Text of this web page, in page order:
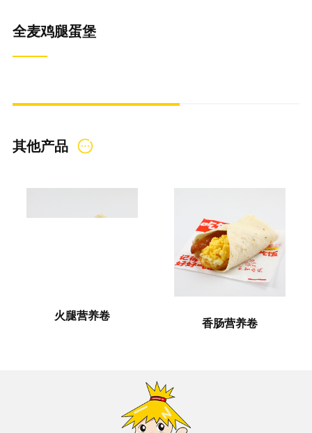
全麦鸡腿蛋堡
其他产品
火腿营养卷
香肠营养卷